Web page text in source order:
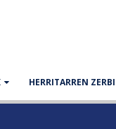
HERRITARREN